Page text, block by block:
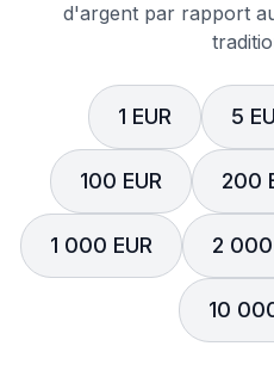
d'argent par rapport
1 EUR 5
100 EUR 200
1 000 EUR 2 000
10